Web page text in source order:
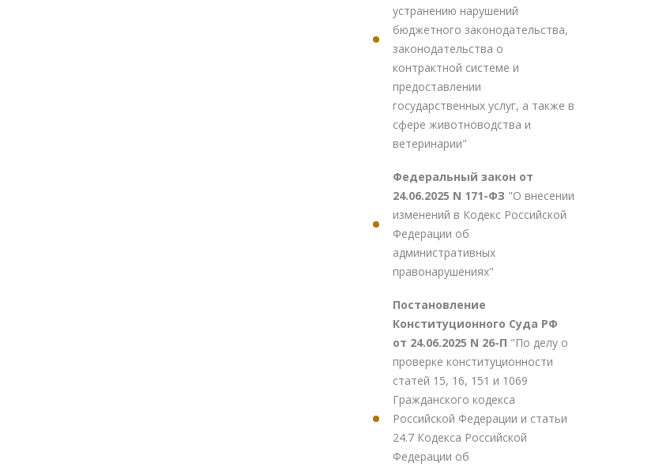
устранению нарушений
бюджетного законодательства,
законодательства о
контрактной системе и
предоставлении
государственных услуг, а также в
сфере животноводства и
ветеринарии"
Федеральный закон от
24.06.2025 N 171-ФЗ "О внесении
изменений в Кодекс Российской
Федерации об
административных
правонарушениях"
Постановление
Конституционного Суда РФ
от 24.06.2025 N 26-П "По делу о
проверке конституционности
статей 15, 16, 151 и 1069
Гражданского кодекса
Российской Федерации и статьи
24.7 Кодекса Российской
Федерации об